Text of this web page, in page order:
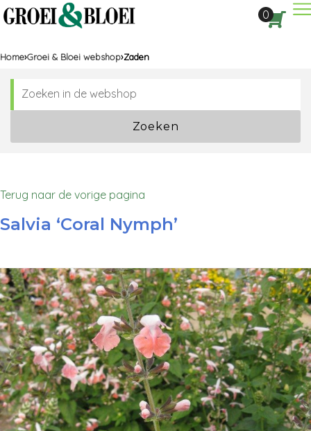
0
Home Groei & Bloei webshop Zaden
Zoeken
Terug naar de vorige pagina
Salvia ‘Coral Nymph’